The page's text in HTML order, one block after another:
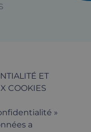
ET
COOKIES
»
a